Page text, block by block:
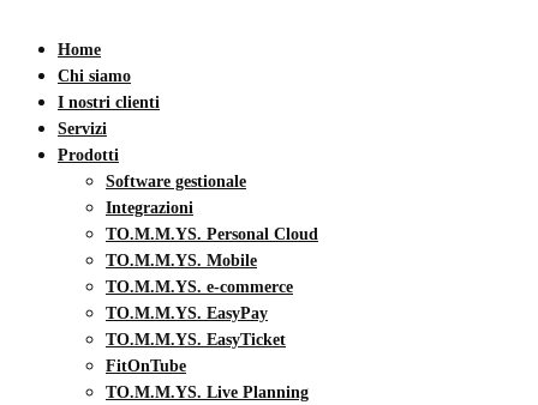
Home
Chi siamo
I nostri clienti
Servizi
Prodotti
Software gestionale
Integrazioni
TO.M.M.YS. Personal Cloud
TO.M.M.YS. Mobile
TO.M.M.YS. e-commerce
TO.M.M.YS. EasyPay
TO.M.M.YS. EasyTicket
FitOnTube
TO.M.M.YS. Live Planning